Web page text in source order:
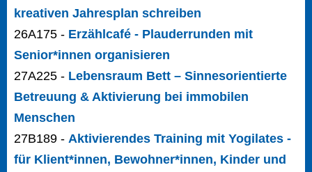
kreativen Jahresplan schreiben
26A175 - Erzählcafé - Plauderrunden mit
Senior*innen organisieren
27A225 - Lebensraum Bett – Sinnesorientierte
Betreuung & Aktivierung bei immobilen
Menschen
27B189 - Aktivierendes Training mit Yogilates -
für Klient*innen, Bewohner*innen, Kinder und